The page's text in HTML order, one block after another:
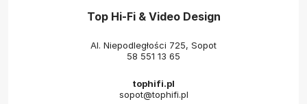
Top Hi-Fi & Video Design
Al. Niepodległości 725, Sopot
58 551 13 65
tophifi.pl
sopot@tophifi.pl